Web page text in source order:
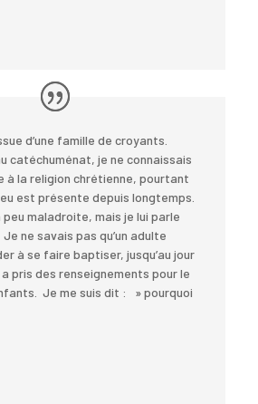
d’une famille de croyants.
catéchuménat, je ne connaissais
à la religion chrétienne, pourtant
est présente depuis longtemps.
peu maladroite, mais je lui parle
ne savais pas qu’un adulte
à se faire baptiser, jusqu’au jour
pris des renseignements pour le
Je me suis dit : » pourquoi